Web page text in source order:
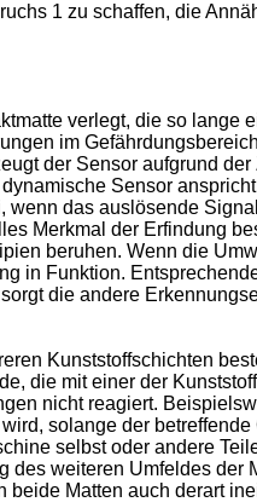
1 zu schaffen, die
verlegt, die so lange
im
der Sensor aufgrund
Sensor
das auslösende
Merkmal der Erfindung
beruhen. Wenn die
in Funktion.
die andere
Kunststoffschichten
die mit einer der
nicht reagiert.
solange der
selbst oder andere
des weiteren Umfeldes der
Matten auch derart